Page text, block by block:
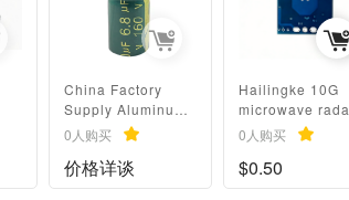
China Factory
Supply Aluminum
Electrolytic
Capacitor For
Battery 6.8uF
160V
0人购买
价格详谈
Hailingke 10G
microwave
sensor module
LD1020
sensor
0人购买
$0.50